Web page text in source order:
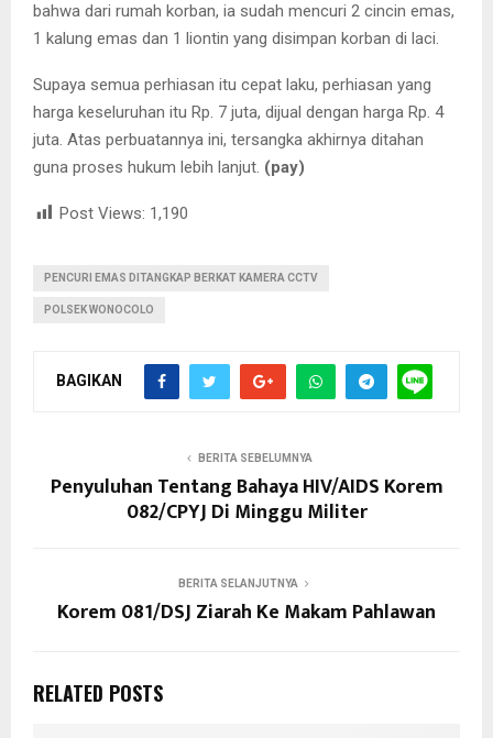
bahwa dari rumah korban, ia sudah mencuri 2 cincin emas,
1 kalung emas dan 1 liontin yang disimpan korban di laci.
Supaya semua perhiasan itu cepat laku, perhiasan yang
harga keseluruhan itu Rp. 7 juta, dijual dengan harga Rp. 4
juta. Atas perbuatannya ini, tersangka akhirnya ditahan
guna proses hukum lebih lanjut. (pay)
Post Views: 1,190
PENCURI EMAS DITANGKAP BERKAT KAMERA CCTV
POLSEK WONOCOLO
BAGIKAN
BERITA SEBELUMNYA
Penyuluhan Tentang Bahaya HIV/AIDS Korem
082/CPYJ Di Minggu Militer
BERITA SELANJUTNYA
Korem 081/DSJ Ziarah Ke Makam Pahlawan
RELATED POSTS